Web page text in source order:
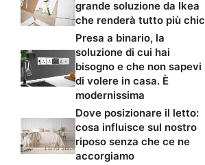
grande soluzione da Ikea
che renderà tutto più chic
Presa a binario, la
soluzione di cui hai
bisogno e che non sapevi
di volere in casa. È
modernissima
Dove posizionare il letto:
cosa influisce sul nostro
riposo senza che ce ne
accorgiamo